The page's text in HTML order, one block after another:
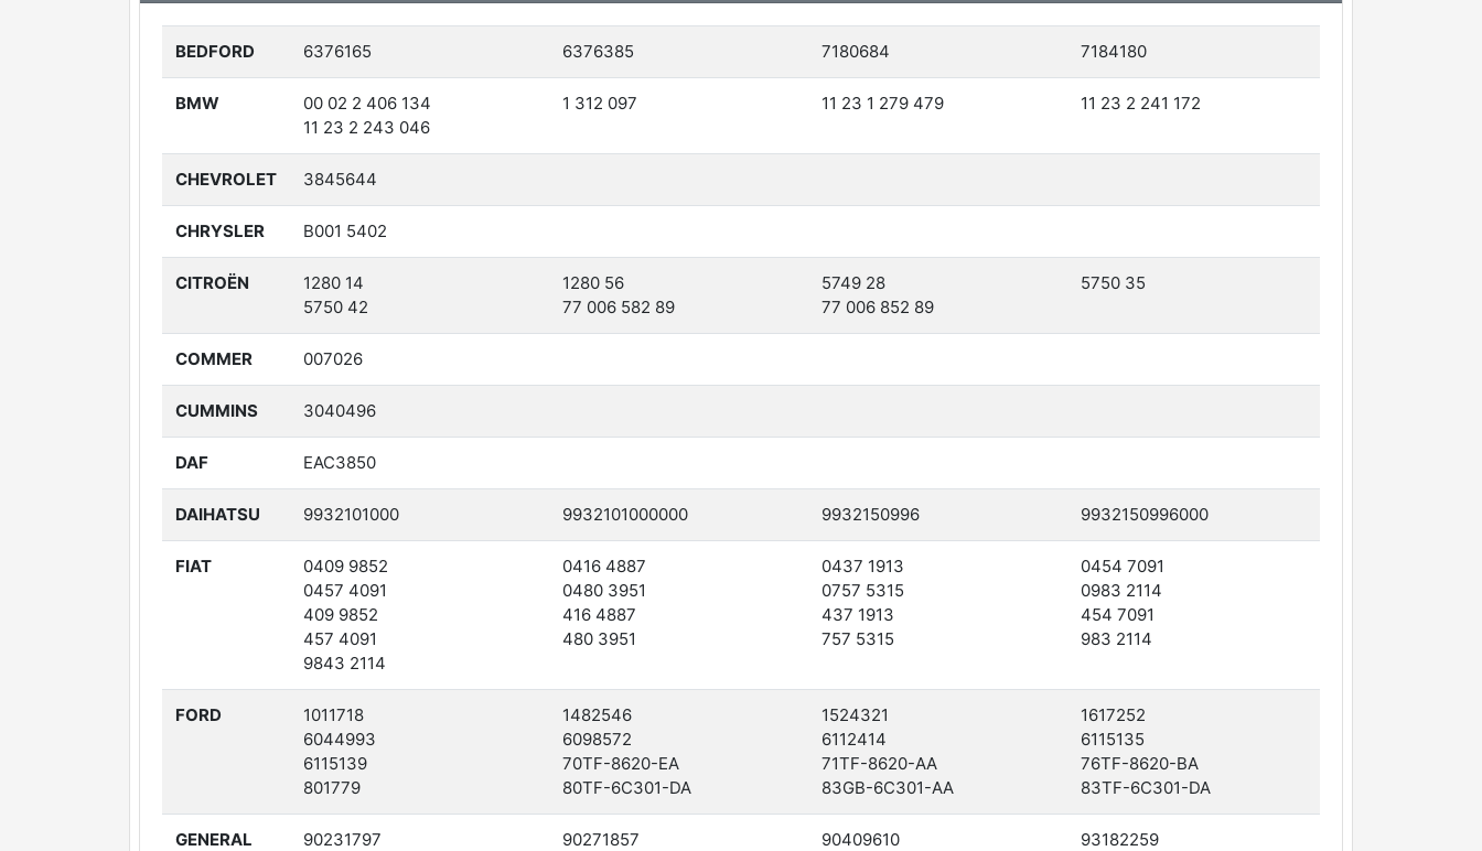
BEDFORD 6376165 6376385 7180684 7184180
BMW 00 02 2 406 134 1 312 097 11 23 1 279 479
11 23 2 241 172
11 23 2 243 046
CHEVROLET 3845644
CHRYSLER B001 5402
CITROËN 1280 14 1280 56 5749 28
5750 35
5750 42
77 006 582 89 77 006 852 89
COMMER 007026
CUMMINS 3040496
DAF EAC3850
DAIHATSU 9932101000 9932101000000 9932150996 9932150996000
FIAT 0409 9852 0416 4887 0437 1913
0454 7091
0457 4091
0480 3951 0757 5315
0983 2114
409 9852
416 4887 437 1913
454 7091
457 4091
480 3951 757 5315
983 2114
9843 2114
FORD 1011718 1482546 1524321
1617252
6044993
6098572 6112414
6115135
6115139
70TF-8620-EA 71TF-8620-AA
76TF-8620-BA
801779
80TF-6C301-DA 83GB-6C301-AA 83TF-6C301-DA
GENERAL
90231797 90271857 90409610 93182259